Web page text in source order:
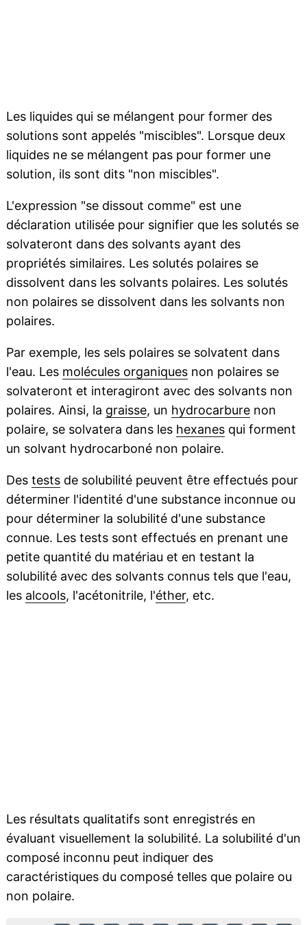
Les liquides qui se mélangent pour former des
solutions sont appelés "miscibles". Lorsque deux
liquides ne se mélangent pas pour former une
solution, ils sont dits "non miscibles".
L'expression "se dissout comme" est une
déclaration utilisée pour signifier que les solutés se
solvateront dans des solvants ayant des
propriétés similaires. Les solutés polaires se
dissolvent dans les solvants polaires. Les solutés
non polaires se dissolvent dans les solvants non
polaires.
Par exemple, les sels polaires se solvatent dans
l'eau. Les molécules organiquesnon polaires se
solvateront et interagiront avec des solvants non
polaires. Ainsi, la graisse, un hydrocarburenon
polaire, se solvatera dans les hexanesqui forment
un solvant hydrocarboné non polaire.
Des testsde solubilité peuvent être effectués pour
déterminer l'identité d'une substance inconnue ou
pour déterminer la solubilité d'une substance
connue. Les tests sont effectués en prenant une
petite quantité du matériau et en testant la
solubilité avec des solvants connus tels que l'eau,
les alcools, l'acétonitrile, l'éther, etc.
Les résultats qualitatifs sont enregistrés en
évaluant visuellement la solubilité. La solubilité d'un
composé inconnu peut indiquer des
caractéristiques du composé telles que polaire ou
non polaire.